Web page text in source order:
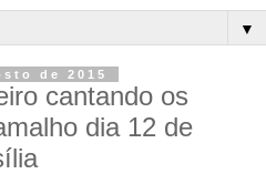
▼
de 2015
cantando os
dia 12 de